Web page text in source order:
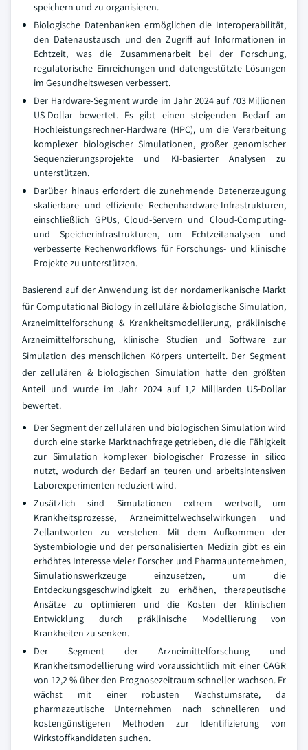
speichern und zu organisieren.
Biologische Datenbanken ermöglichen die Interoperabilität,
den Datenaustausch und den Zugriff auf Informationen in
Echtzeit, was die Zusammenarbeit bei der Forschung,
regulatorische Einreichungen und datengestützte Lösungen
im Gesundheitswesen verbessert.
Der Hardware-Segment wurde im Jahr 2024 auf 703 Millionen
US-Dollar bewertet. Es gibt einen steigenden Bedarf an
Hochleistungsrechner-Hardware (HPC), um die Verarbeitung
komplexer biologischer Simulationen, großer genomischer
Sequenzierungsprojekte und KI-basierter Analysen zu
unterstützen.
Darüber hinaus erfordert die zunehmende Datenerzeugung
skalierbare und effiziente Rechenhardware-Infrastrukturen,
einschließlich GPUs, Cloud-Servern und Cloud-Computing-
und Speicherinfrastrukturen, um Echtzeitanalysen und
verbesserte Rechenworkflows für Forschungs- und klinische
Projekte zu unterstützen.
Basierend auf der Anwendung ist der nordamerikanische Markt
für Computational Biology in zelluläre & biologische Simulation,
Arzneimittelforschung & Krankheitsmodellierung, präklinische
Arzneimittelforschung, klinische Studien und Software zur
Simulation des menschlichen Körpers unterteilt. Der Segment
der zellulären & biologischen Simulation hatte den größten
Anteil und wurde im Jahr 2024 auf 1,2 Milliarden US-Dollar
bewertet.
Der Segment der zellulären und biologischen Simulation wird
durch eine starke Marktnachfrage getrieben, die die Fähigkeit
zur Simulation komplexer biologischer Prozesse in silico
nutzt, wodurch der Bedarf an teuren und arbeitsintensiven
Laborexperimenten reduziert wird.
Zusätzlich sind Simulationen extrem wertvoll, um
Krankheitsprozesse, Arzneimittelwechselwirkungen und
Zellantworten zu verstehen. Mit dem Aufkommen der
Systembiologie und der personalisierten Medizin gibt es ein
erhöhtes Interesse vieler Forscher und Pharmaunternehmen,
Simulationswerkzeuge einzusetzen, um die
Entdeckungsgeschwindigkeit zu erhöhen, therapeutische
Ansätze zu optimieren und die Kosten der klinischen
Entwicklung durch präklinische Modellierung von
Krankheiten zu senken.
Der Segment der Arzneimittelforschung und
Krankheitsmodellierung wird voraussichtlich mit einer CAGR
von 12,2 % über den Prognosezeitraum schneller wachsen. Er
wächst mit einer robusten Wachstumsrate, da
pharmazeutische Unternehmen nach schnelleren und
kostengünstigeren Methoden zur Identifizierung von
Wirkstoffkandidaten suchen.